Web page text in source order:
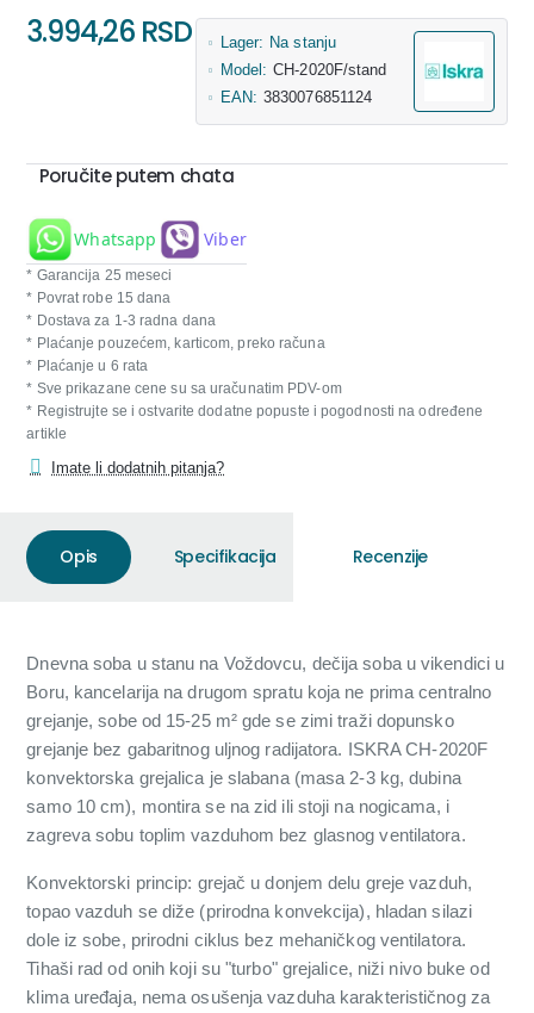
3.994,26 RSD Lager: Na stanju
Model: CH-2020F/stand
EAN: 3830076851124
Poručite putem chata
Whatsapp Viber
* Garancija 25 meseci
* Povrat robe 15 dana
* Dostava za 1-3 radna dana
* Plaćanje pouzećem, karticom, preko računa
* Plaćanje u 6 rata
* Sve prikazane cene su sa uračunatim PDV-om
* Registrujte se i ostvarite dodatne popuste i pogodnosti na određene
artikle
Imate li dodatnih pitanja?
Opis Specifikacija Recenzije
Dnevna soba u stanu na Voždovcu, dečija soba u vikendici u
Boru, kancelarija na drugom spratu koja ne prima centralno
grejanje, sobe od 15-25 m² gde se zimi traži dopunsko
grejanje bez gabaritnog uljnog radijatora. ISKRA CH-2020F
konvektorska grejalica je slabana (masa 2-3 kg, dubina
samo 10 cm), montira se na zid ili stoji na nogicama, i
zagreva sobu toplim vazduhom bez glasnog ventilatora.
Konvektorski princip: grejač u donjem delu greje vazduh,
topao vazduh se diže (prirodna konvekcija), hladan silazi
dole iz sobe, prirodni ciklus bez mehaničkog ventilatora.
Tihaši rad od onih koji su "turbo" grejalice, niži nivo buke od
klima uređaja, nema osušenja vazduha karakterističnog za